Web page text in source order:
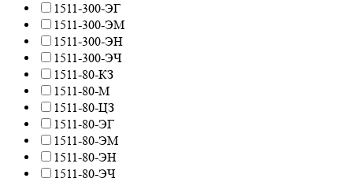
1511-300-ЭГ
1511-300-ЭМ
1511-300-ЭН
1511-300-ЭЧ
1511-80-КЗ
1511-80-М
1511-80-ЦЗ
1511-80-ЭГ
1511-80-ЭМ
1511-80-ЭН
1511-80-ЭЧ